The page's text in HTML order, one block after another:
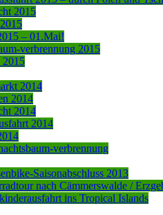
2015
– 01.Mai!
verbrennung 2015
2015
2014
2014
2014
2014
verbrennung
Saisonabschluss 2013
nach Cämmerswalde /
ins Tropical Islands